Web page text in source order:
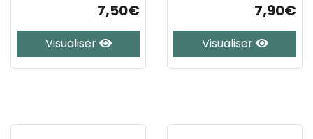
7,50€
Visualiser
7,90€
Visualiser